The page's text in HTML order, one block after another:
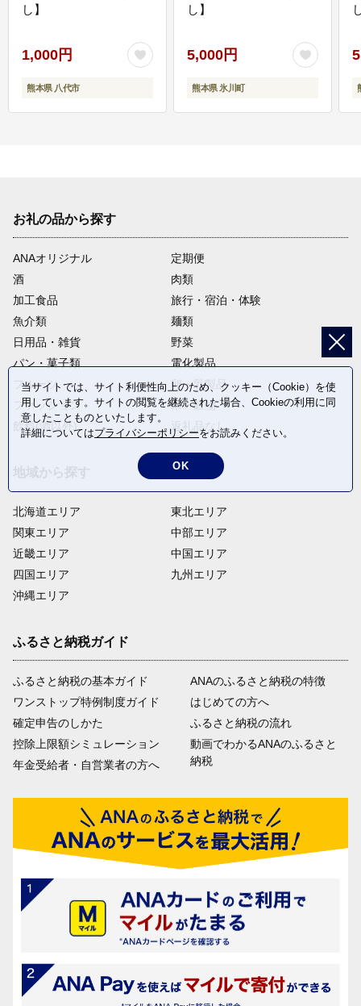
し】
1,000円
熊本県 八代市
し】
5,000円
熊本県 氷川町
お礼の品から探す
ANAオリジナル
定期便
酒
肉類
加工食品
旅行・宿泊・体験
魚介類
麺類
日用品・雑貨
野菜
パン・菓子類
電化製品
フルーツ
卵・乳製品
ファッション
米・穀物
飲料(酒以外)
返礼品なし
北海道エリア
関東エリア
近畿エリア
四国エリア
沖縄エリア
東北エリア
中部エリア
中国エリア
九州エリア
ふるさと納税ガイド
ふるさと納税の基本ガイド
ワンストップ特例制度ガイド
確定申告のしかた
控除上限額シミュレーション
年金受給者・自営業者の方へ
ANAのふるさと納税の特徴
はじめての方へ
ふるさと納税の流れ
動画でわかるANAのふるさと
納税
当サイトでは、サイト利便性向上のため、クッキー（Cookie）を使
用しています。サイトの閲覧を継続された場合、Cookieの利用に同
意したことものといたします。
詳細についてはプライバシーポリシーをお読みください。
OK